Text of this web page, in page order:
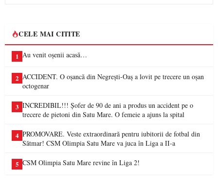
CELE MAI CITITE
1 Au venit oșenii acasă…
2 ACCIDENT. O oșancă din Negrești-Oaș a lovit pe trecere un oșan
octogenar
3 INCREDIBIL!!! Șofer de 90 de ani a produs un accident pe o
trecere de pietoni din Satu Mare. O femeie a ajuns la spital
4 PROMOVARE. Veste extraordinară pentru iubitorii de fotbal din
Sătmar! CSM Olimpia Satu Mare va juca în Liga a II-a
5 CSM Olimpia Satu Mare revine în Liga 2!